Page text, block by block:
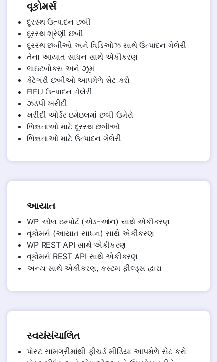
વૂકોમર્સ
દૂરસ્થ ઉત્પાદન છબી
દૂરસ્થ શ્રેણી છબી
દૂરસ્થ છબીઓ અને વિડિઓઝ સાથે ઉત્પાદન ગેલેરી
તેના આયાત સાધન સાથે એકીકરણ
લાઇટબોક્સ અને ઝૂમ
કેટેગરી છબીઓ આપમેળે સેટ કરો
FIFU ઉત્પાદન ગેલેરી
ઝડપી ખરીદી
ખરીદી ઓર્ડર ઇમેઇલમાં છબી ઉમેરો
ભિન્નતાઓ માટે દૂરસ્થ છબીઓ
ભિન્નતાઓ માટે ઉત્પાદન ગેલેરી
આયાત
WP ઓલ ઇમ્પોર્ટ (એડ-ઓન) સાથે એકીકરણ
વૂકોમર્સ (આયાત સાધન) સાથે એકીકરણ
WP REST API સાથે એકીકરણ
વૂકોમર્સ REST API સાથે એકીકરણ
અન્ય સાથે એકીકરણ, કસ્ટમ ફીલ્ડ્સ દ્વારા
સ્વયંસંચાલિત
પોસ્ટ સામગ્રીમાંથી ફીચર્ડ મીડિયા આપમેળે સેટ કરો